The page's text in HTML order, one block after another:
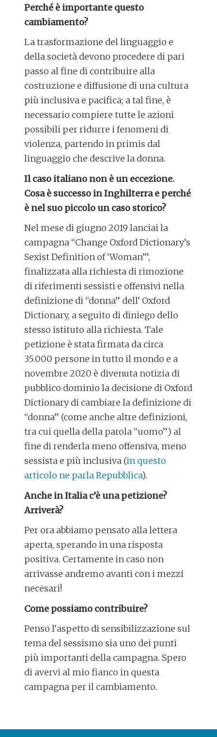
Perché è importante questo
cambiamento?
La trasformazione del linguaggio e
della società devono procedere di pari
passo al fine di contribuire alla
costruzione e diffusione di una cultura
più inclusiva e pacifica; a tal fine, è
necessario compiere tutte le azioni
possibili per ridurre i fenomeni di
violenza, partendo in primis dal
linguaggio che descrive la donna.
Il caso italiano non è un eccezione.
Cosa è successo in Inghilterra e perché
è nel suo piccolo un caso storico?
Nel mese di giugno 2019 lanciai la
campagna “Change Oxford Dictionary’s
Sexist Definition of ‘Woman’”,
finalizzata alla richiesta di rimozione
di riferimenti sessisti e offensivi nella
definizione di “donna” dell’ Oxford
Dictionary, a seguito di diniego dello
stesso istituto alla richiesta. Tale
petizione è stata firmata da circa
35.000 persone in tutto il mondo e a
novembre 2020 è divenuta notizia di
pubblico dominio la decisione di Oxford
Dictionary di cambiare la definizione di
“donna” (come anche altre definizioni,
tra cui quella della parola “uomo”) al
fine di renderla meno offensiva, meno
sessista e più inclusiva (in questo
articolo ne parla Repubblica).
Anche in Italia c’è una petizione?
Arriverà?
Per ora abbiamo pensato alla lettera
aperta, sperando in una risposta
positiva. Certamente in caso non
arrivasse andremo avanti con i mezzi
necesari!
Come possiamo contribuire?
Penso l’aspetto di sensibilizzazione sul
tema del sessismo sia uno dei punti
più importanti della campagna. Spero
di avervi al mio fianco in questa
campagna per il cambiamento.
POST